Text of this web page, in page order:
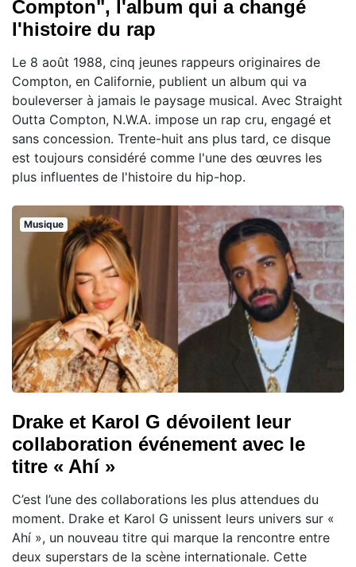
Compton", l'album qui a changé
l'histoire du rap
Le 8 août 1988, cinq jeunes rappeurs originaires de
Compton, en Californie, publient un album qui va
bouleverser à jamais le paysage musical. Avec Straight
Outta Compton, N.W.A. impose un rap cru, engagé et
sans concession. Trente-huit ans plus tard, ce disque
est toujours considéré comme l'une des œuvres les
plus influentes de l'histoire du hip-hop.
Musique
Drake et Karol G dévoilent leur
collaboration événement avec le
titre « Ahí »
C’est l’une des collaborations les plus attendues du
moment. Drake et Karol G unissent leurs univers sur «
Ahí », un nouveau titre qui marque la rencontre entre
deux superstars de la scène internationale. Cette